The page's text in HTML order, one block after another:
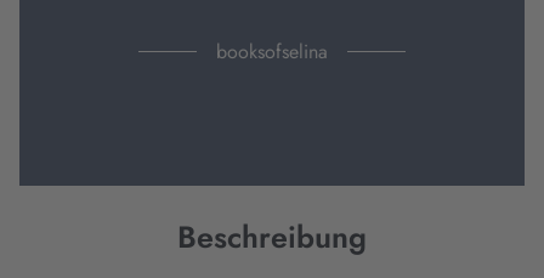
booksofselina
Beschreibung